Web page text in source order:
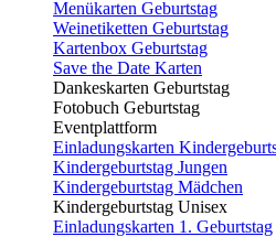
Menükarten Geburtstag
Weinetiketten Geburtstag
Kartenbox Geburtstag
Save the Date Karten
Dankeskarten Geburtstag
Fotobuch Geburtstag
Eventplattform
Einladungskarten
Kindergeburtstag Jungen
Kindergeburtstag Mädchen
Kindergeburtstag Unisex
Einladungskarten 1. Geburtstag